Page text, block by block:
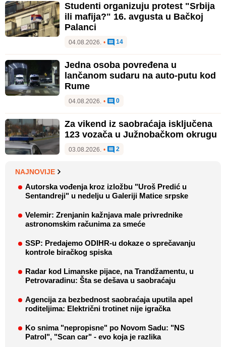
Studenti organizuju protest "Srbija
ili mafija?" 16. avgusta u Bačkoj
Palanci
04.08.2026. • 14
Jedna osoba povređena u
lančanom sudaru na auto-putu kod
Rume
04.08.2026. • 0
Za vikend iz saobraćaja isključena
123 vozača u Južnobačkom okrugu
03.08.2026. • 2
NAJNOVIJE
Autorska vođenja kroz izložbu "Uroš Predić u
Sentandreji" u nedelju u Galeriji Matice srpske
Velemir: Zrenjanin kažnjava male privrednike
astronomskim računima za smeće
SSP: Predajemo ODIHR-u dokaze o sprečavanju
kontrole biračkog spiska
Radar kod Limanske pijace, na Trandžamentu, u
Petrovaradinu: Šta se dešava u saobraćaju
Agencija za bezbednost saobraćaja uputila apel
roditeljima: Električni trotinet nije igračka
Ko snima "nepropisne" po Novom Sadu: "NS
Patrol", "Scan car" - evo koja je razlika